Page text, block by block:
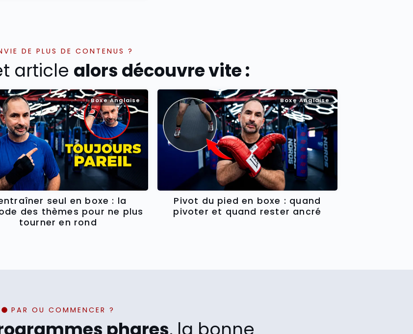
DE PLUS DE CONTENUS ?
article alors découvre vite :
Boxe Anglaise
seul en boxe : la
des thèmes pour ne plus
tourner en rond
Boxe Anglaise
Pivot du pied en boxe : quand
pivoter et quand rester ancré
PAR OU COMMENCER ?